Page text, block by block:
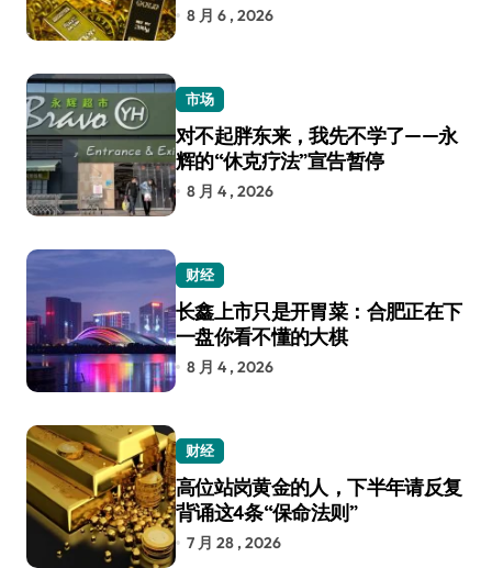
8 月 6 , 2026
市场
对不起胖东来，我先不学了——永
辉的“休克疗法”宣告暂停
8 月 4 , 2026
财经
长鑫上市只是开胃菜：合肥正在下
一盘你看不懂的大棋
8 月 4 , 2026
财经
高位站岗黄金的人，下半年请反复
背诵这4条“保命法则”
7 月 28 , 2026